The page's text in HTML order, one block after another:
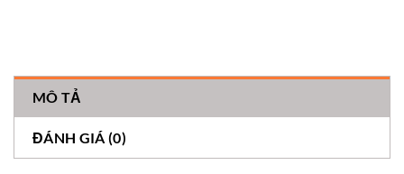
MÔ TẢ
ĐÁNH GIÁ (0)